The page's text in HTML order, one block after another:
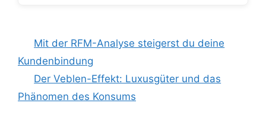
Mit der RFM-Analyse steigerst du deine
Kundenbindung
Der Veblen-Effekt: Luxusgüter und das
Phänomen des Konsums